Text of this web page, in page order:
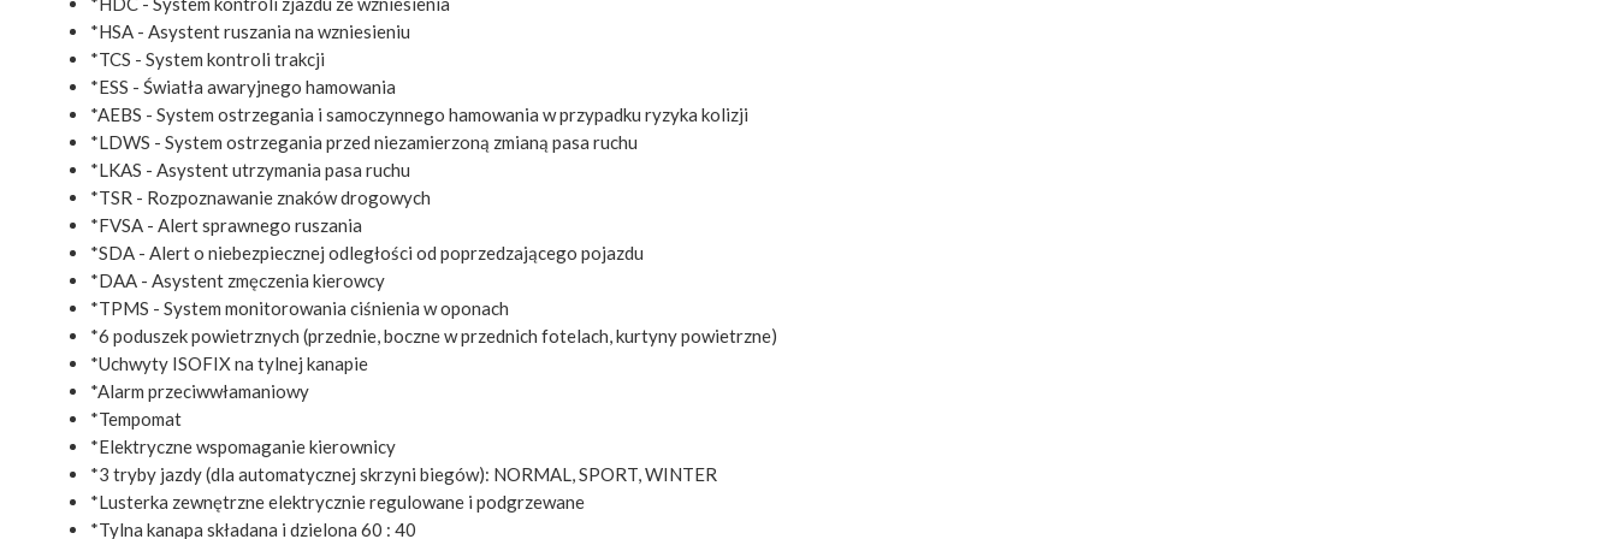
*HSA - Asystent ruszania na wzniesieniu
*TCS - System kontroli trakcji
*ESS - Światła awaryjnego hamowania
*AEBS - System ostrzegania i samoczynnego hamowania w przypadku ryzyka kolizji
*LDWS - System ostrzegania przed niezamierzoną zmianą pasa ruchu
*LKAS - Asystent utrzymania pasa ruchu
*TSR - Rozpoznawanie znaków drogowych
*FVSA - Alert sprawnego ruszania
*SDA - Alert o niebezpiecznej odległości od poprzedzającego pojazdu
*DAA - Asystent zmęczenia kierowcy
*TPMS - System monitorowania ciśnienia w oponach
*6 poduszek powietrznych (przednie, boczne w przednich fotelach, kurtyny powietrzne)
*Uchwyty ISOFIX na tylnej kanapie
*Alarm przeciwwłamaniowy
*Tempomat
*Elektryczne wspomaganie kierownicy
*3 tryby jazdy (dla automatycznej skrzyni biegów): NORMAL, SPORT, WINTER
*Lusterka zewnętrzne elektrycznie regulowane i podgrzewane
*Tylna kanapa składana i dzielona 60 : 40